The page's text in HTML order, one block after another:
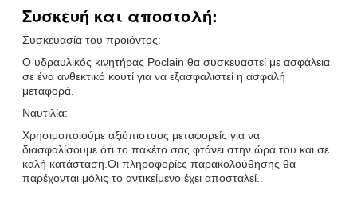
Συσκευή και αποστολή:
Συσκευασία του προϊόντος:
Ο υδραυλικός κινητήρας Poclain θα συσκευαστεί με ασφάλεια
σε ένα ανθεκτικό κουτί για να εξασφαλιστεί η ασφαλή
μεταφορά.
Ναυτιλία:
Χρησιμοποιούμε αξιόπιστους μεταφορείς για να
διασφαλίσουμε ότι το πακέτο σας φτάνει στην ώρα του και σε
καλή κατάσταση.Οι πληροφορίες παρακολούθησης θα
παρέχονται μόλις το αντικείμενο έχει αποσταλεί..